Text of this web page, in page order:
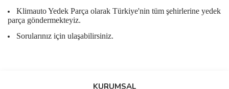
Klimauto Yedek Parça olarak Türkiye'nin tüm şehirlerine yedek
parça göndermekteyiz.
Sorularınız için ulaşabilirsiniz.
Bu ürüne ilk yorumu siz yapın!
KURUMSAL